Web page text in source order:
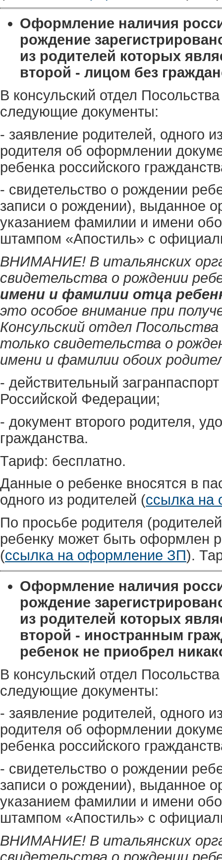
Оформление наличия
рождение
из родителей которых
второй - лицом без
В консульский отдел
следующие документы:
- заявление родителей, одного
родителя об оформлении
ребенка российского
- свидетельство о рождении
записи о рождении), выданное
указанием фамилии и имени
штампом «Апостиль» с
ВНИМАНИЕ! В итальянских
свидетельства о рождении
имени и фамилии отца
это особое внимание при
Консульский отдел
только свидетельства о
имени и фамилии обоих
- действительный
Российской Федерации;
- документ второго родителя,
гражданства.
Тариф: бесплатно.
Данные о ребенке вносятся в
одного из родителей (ссылка
По просьбе родителя
ребенку может быть оформлен
(ссылка на оформление ЗП).
Оформление наличия
рождение
из родителей которых
второй - иностранным
ребенок не приобрел
В консульский отдел
следующие документы:
- заявление родителей, одного
родителя об оформлении
ребенка российского
- свидетельство о рождении
записи о рождении), выданное
указанием фамилии и имени
штампом «Апостиль» с
ВНИМАНИЕ! В итальянских